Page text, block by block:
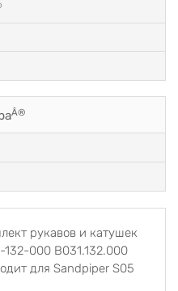
Â®
рукавов и катушек
132-000 B031.132.000
для Sandpiper S05